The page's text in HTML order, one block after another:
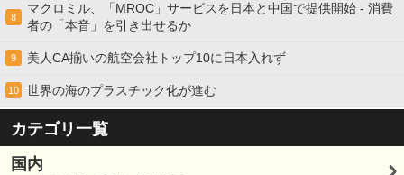
8
マクロミル、「MROC」サービスを日本と中国で提供開始 - 消費
者の「本音」を引き出せるか
9 美人CA揃いの航空会社トップ10に日本入れず
10 世界の海のプラスチック化が進む
カテゴリ一覧
国内